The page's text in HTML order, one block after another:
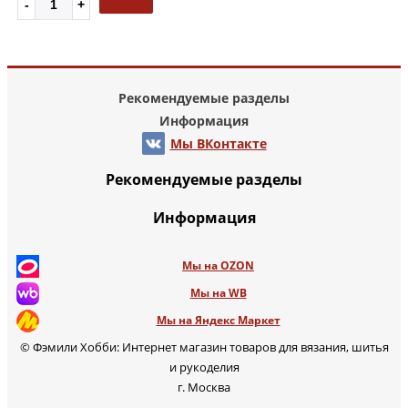
Рекомендуемые разделы
Информация
Мы ВКонтакте
Рекомендуемые разделы
Информация
Мы на OZON
Мы на WB
Мы на Яндекс Маркет
© Фэмили Хобби: Интернет магазин товаров для вязания, шитья
и рукоделия
г. Москва